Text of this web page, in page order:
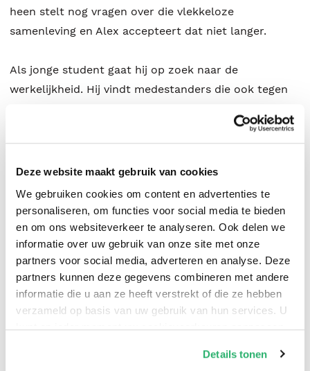
Deze website maakt gebruik van cookies
We gebruiken cookies om content en advertenties te
personaliseren, om functies voor social media te bieden
en om ons websiteverkeer te analyseren. Ook delen we
informatie over uw gebruik van onze site met onze
partners voor social media, adverteren en analyse. Deze
partners kunnen deze gegevens combineren met andere
informatie die u aan ze heeft verstrekt of die ze hebben
verzameld op basis van uw gebruik van hun services. U
kunt op ieder moment uw cookievoorkeuren aanpassen
Details tonen
heen stelt nog vragen over die vlekkeloze
samenleving en Alex accepteert dat niet langer.
Als jonge student gaat hij op zoek naar de
werkelijkheid. Hij vindt medestanders die ook tegen
beeldschone Eloise. Stap voor stap ontrafelt hij hoe
digitale technologie mensen totaal in hun greep heeft
en in een verzetsgroep groeien plannen voor een
Desnoods met geweld. Of kan het ook anders?
Pijnloos prikkeldraad is het confronterende
fictiedebuut van Nart Wielaard. Hij stelt de nodige en
noodzakelijke vragen over hoe kunstmatige
Big Data (Business Contact, 2014), Vertrouwen in de